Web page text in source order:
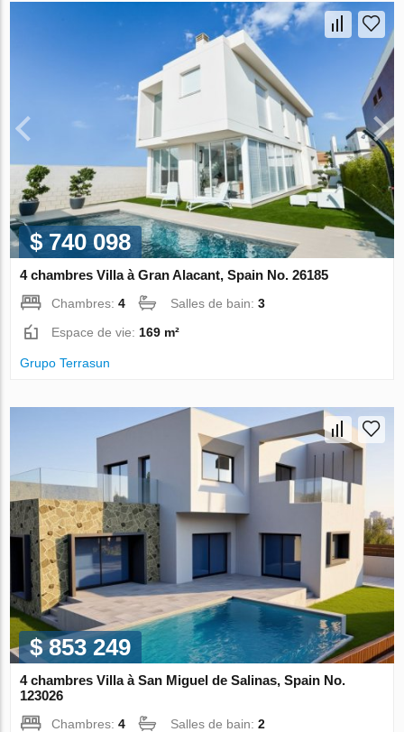
$ 740 098
4 chambres Villa à Gran Alacant, Spain No. 26185
Chambres:4 Salles de bain:3
Espace de vie: 169 m²
Grupo Terrasun
$ 853 249
4 chambres Villa à San Miguel de Salinas, Spain No.
123026
Chambres:4 Salles de bain:2